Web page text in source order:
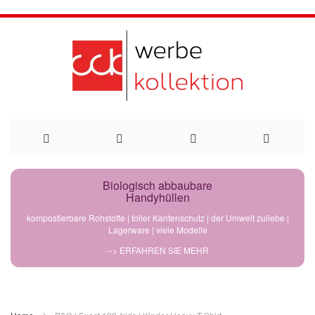
Direkt
Biologisch abbaubare
Handyhüllen
kompostierbare Rohstoffe | toller Kantenschutz | der Umwelt zuliebe |
Lagerware | viele Modelle
--> ERFAHREN SIE MEHR